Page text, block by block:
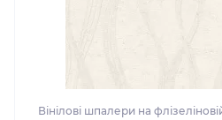
Вінілові шпалери на